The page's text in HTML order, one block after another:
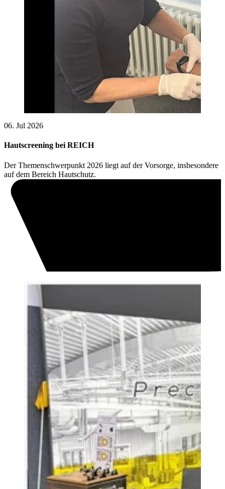
06. Jul 2026
Hautscreening bei REICH
Der Themenschwerpunkt 2026 liegt auf der Vorsorge, insbesondere
auf dem Bereich Hautschutz.